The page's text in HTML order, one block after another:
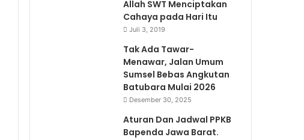
Allah SWT Menciptakan
Cahaya pada Hari Itu
Juli 3, 2019
Tak Ada Tawar-
Menawar, Jalan Umum
Sumsel Bebas Angkutan
Batubara Mulai 2026
Desember 30, 2025
Aturan Dan Jadwal PPKB
Bapenda Jawa Barat.